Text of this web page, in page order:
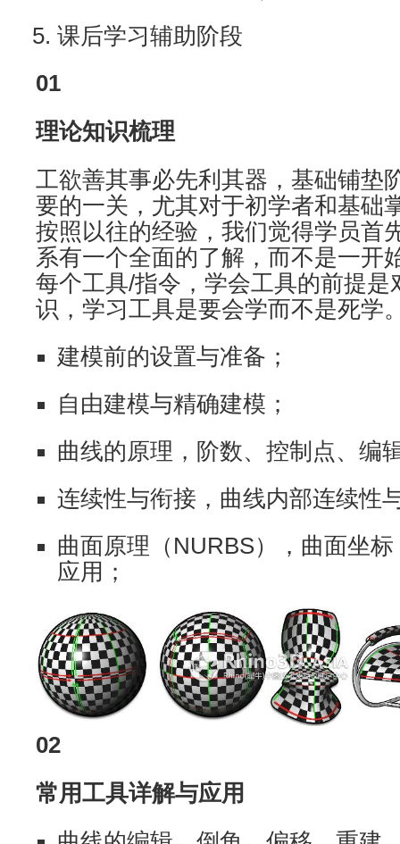
课后学习辅助阶段
01
理论知识梳理
工欲善其事必先利其器，基础铺垫
要的一关，尤其对于初学者和基础
按照以往的经验，我们觉得学员首
系有一个全面的了解，而不是一开
每个工具/指令，学会工具的前提是
识，学习工具是要会学而不是死学
建模前的设置与准备；
自由建模与精确建模；
曲线的原理，阶数、控制点、编
连续性与衔接，曲线内部连续性
曲面原理（NURBS），曲面坐
应用；
02
常用工具详解与应用